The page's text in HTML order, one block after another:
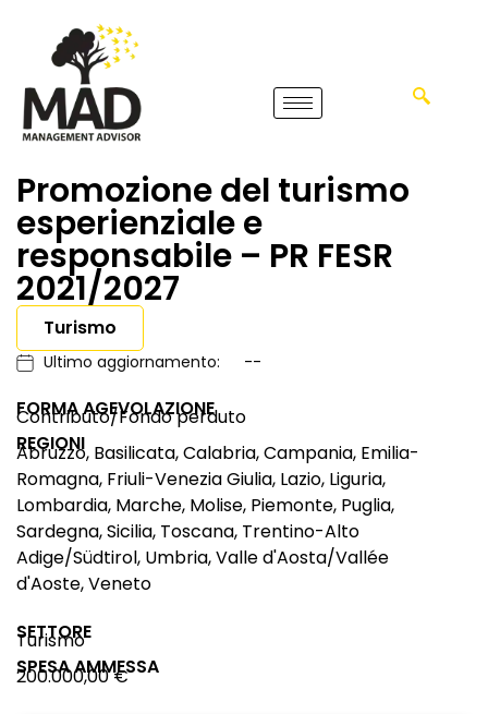
Promozione del turismo
esperienziale e
responsabile – PR FESR
2021/2027
Turismo
Ultimo aggiornamento: --
FORMA AGEVOLAZIONE
Contributo/Fondo perduto
REGIONI
Abruzzo, Basilicata, Calabria, Campania, Emilia-
Romagna, Friuli-Venezia Giulia, Lazio, Liguria,
Lombardia, Marche, Molise, Piemonte, Puglia,
Sardegna, Sicilia, Toscana, Trentino-Alto
Adige/Südtirol, Umbria, Valle d'Aosta/Vallée
d'Aoste, Veneto
SETTORE
Turismo
SPESA AMMESSA
200.000,00 €